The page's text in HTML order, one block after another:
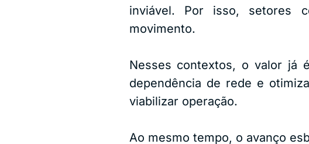
inviável. Por isso, setores
movimento.
Nesses contextos, o valor já
dependência de rede e
viabilizar operação.
Ao mesmo tempo, o avanço